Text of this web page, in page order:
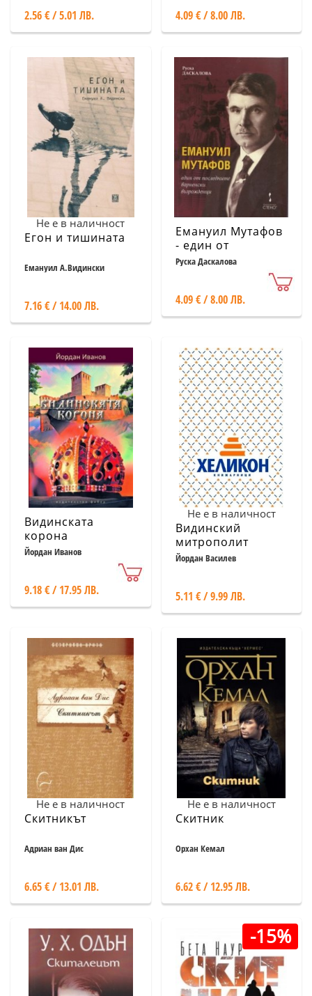
2.56 € / 5.01 ЛВ. 4.09 € / 8.00 ЛВ.
Не е в наличност
Егон и тишината
Емануил А.Видински
7.16 € / 14.00 ЛВ.
Емануил Мутафов
- един от
последните
Руска Даскалова
4.09 € / 8.00 ЛВ.
Видинската
корона
Йордан Иванов
9.18 € / 17.95 ЛВ.
Не е в наличност
Видинский
митрополит
Неофит. Живот,
Йордан Василев
5.11 € / 9.99 ЛВ.
Не е в наличност
Скитникът
Адриан ван Дис
6.65 € / 13.01 ЛВ.
Не е в наличност
Скитник
Орхан Кемал
6.62 € / 12.95 ЛВ.
-15%